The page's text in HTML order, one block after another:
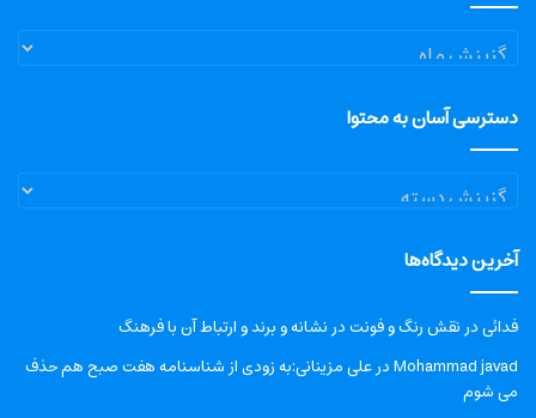
آرشیو
دسترسی آسان به محتوا
دسترسی
آسان
محتوا
آخرین دیدگاه‌ها
فدائیدرنقش رنگ و فونت در نشانه و برند و ارتباط آن با فرهنگ
Mohammad javadدرعلی مزینانی:به زودی از شناسنامه هفت صبح هم حذف
می شوم